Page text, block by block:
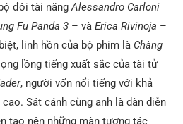
đôi tài năngAlessandro Carloni
Fu Panda 3 – và Erica Rivinoja –
linh hồn của bộ phim là Chàng
lồng tiếng xuất sắc của tài tử
, người vốn nổi tiếng với khả
Sát cánh cùng anh là dàn diễn